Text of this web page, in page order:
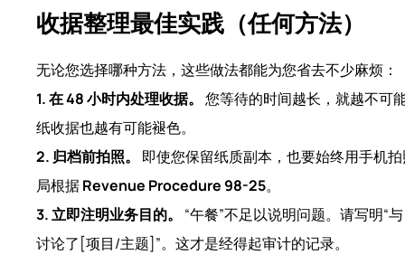
收据整理最佳实践（任何方法）
无论您选择哪种方法，这些做法都能为您省去不少麻烦：
1. 在 48 小时内处理收据。 您等待的时间越长，就越不可
纸收据也越有可能褪色。
2. 归档前拍照。
即使您保留纸质副本，也要始终用手机
局根据Revenue Procedure 98-25。
3. 立即注明业务目的。
“午餐”不足以说明问题。请写明“
讨论了[项目/主题]”。这才是经得起审计的记录。